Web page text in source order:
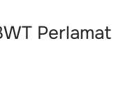
Perlamat